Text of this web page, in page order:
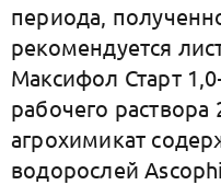
периода,
рекомендуется
Максифол Старт
рабочего раствора
агрохимикат
водорослей